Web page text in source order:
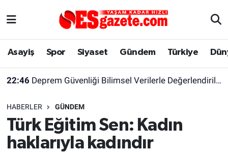
Asayiş Spor Siyaset Gündem Türkiye
22:46 Deprem Güvenliği Bilimsel Verilerle Değerlendirilmeli
HABERLER GÜNDEM
Türk Eğitim Sen: Kadın
haklarıyla kadındır
Asayiş
Gündem
Türkiye
Yaşam
Eskişehirspor Arşivi
Eskişehir Arşivi
Eskişehir Nöbetçi Eczaneler
Süper Lig Puan Durumu ve Fikstür
Tüm Manşetler